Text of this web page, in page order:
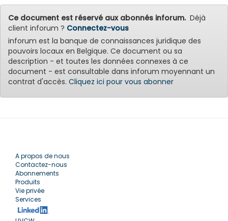
Ce document est réservé aux abonnés inforum.Déjà
client inforum ? Connectez-vous
inforum est la banque de connaissances juridique des
pouvoirs locaux en Belgique. Ce document ou sa
description - et toutes les données connexes à ce
document - est consultable dans inforum moyennant un
contrat d'accès. Cliquez ici pour vous abonner
A propos de nous
Contactez-nous
Abonnements
Produits
Vie privée
Services